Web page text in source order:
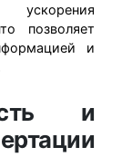
ускорения
позволяет
и
и